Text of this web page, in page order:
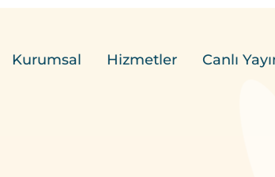
Kurumsal Hizmetler Canlı